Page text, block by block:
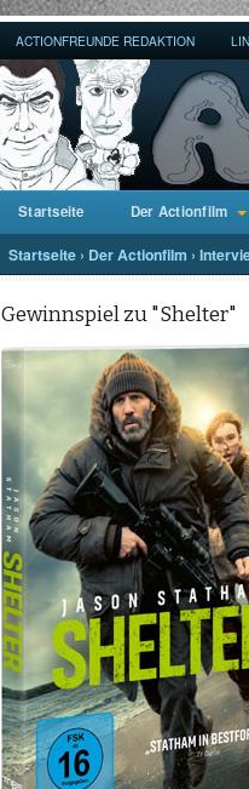
ACTIONFREUNDE REDAKTION
Startseite Der Actionfilm
Startseite › Der Actionfilm ›
Gewinnspiel zu "Shelter"